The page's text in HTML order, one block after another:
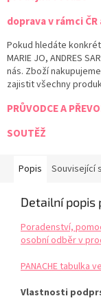
doprava v rámci ČR
Pokud hledáte
MARIE JO, ANDRES
nás. Zboží
zajistit všechny
PRŮVODCE A
SOUTĚŽ
Popis Související
Detailní popis
Poradenství,
osobní odběr v
PANACHE tabulka
Vlastnosti